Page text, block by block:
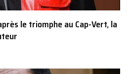
le triomphe au Cap-Vert, la